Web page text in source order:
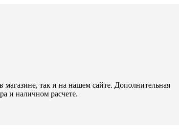
так и на нашем сайте. Дополнительная
и наличном расчете.